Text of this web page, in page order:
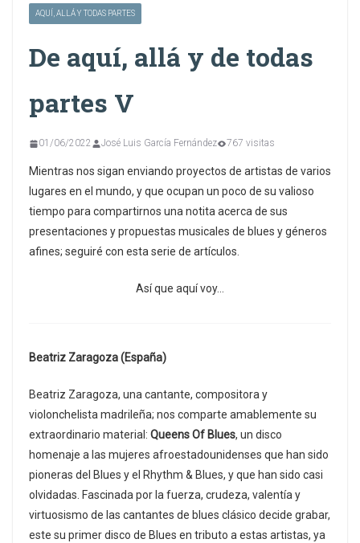
AQUÍ, ALLÁ Y TODAS PARTES
De aquí, allá y de todas
partes V
01/06/2022 José Luis García Fernández 767 visitas
Mientras nos sigan enviando proyectos de artistas de varios
lugares en el mundo, y que ocupan un poco de su valioso
tiempo para compartirnos una notita acerca de sus
presentaciones y propuestas musicales de blues y géneros
afines; seguiré con esta serie de artículos.
Así que aquí voy…
Beatriz Zaragoza (España)
Beatriz Zaragoza, una cantante, compositora y
violonchelista madrileña; nos comparte amablemente su
extraordinario material: Queens Of Blues, un disco
homenaje a las mujeres afroestadounidenses que han sido
pioneras del Blues y el Rhythm & Blues, y que han sido casi
olvidadas. Fascinada por la fuerza, crudeza, valentía y
virtuosismo de las cantantes de blues clásico decide grabar,
este su primer disco de Blues en tributo a estas artistas, ya